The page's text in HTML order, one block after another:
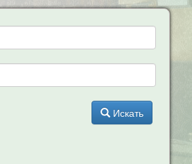
Искать